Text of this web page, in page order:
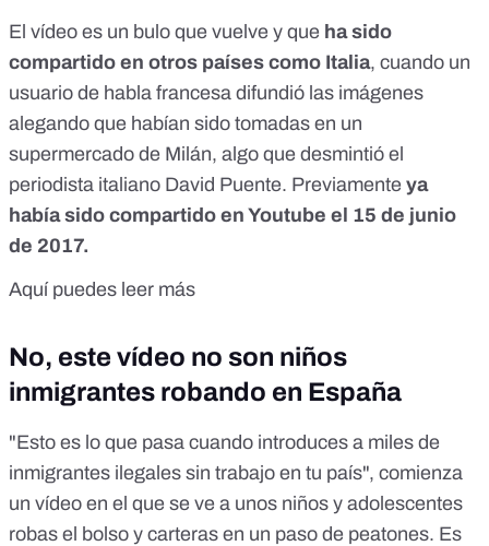
El vídeo es un bulo que vuelve y que ha sido
compartido en otros países como Italia, cuando un
usuario de habla francesa difundió las imágenes
alegando que habían sido tomadas en un
supermercado de Milán, algo que desmintió el
periodista italiano David Puente. Previamente ya
había sido compartido en Youtube el 15 de junio
de 2017.
Aquí puedes leer más
No, este vídeo no son niños
inmigrantes robando en España
"Esto es lo que pasa cuando introduces a miles de
inmigrantes ilegales sin trabajo en tu país", comienza
un vídeo en el que se ve a unos niños y adolescentes
robas el bolso y carteras en un paso de peatones. Es